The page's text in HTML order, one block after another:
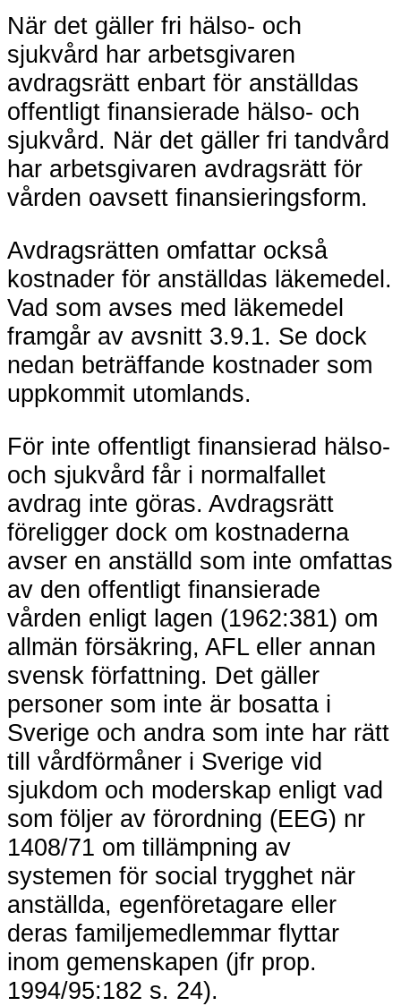
När det gäller fri hälso- och
sjukvård har arbetsgivaren
avdragsrätt enbart för anställdas
offentligt finansierade hälso- och
sjukvård. När det gäller fri tandvård
har arbetsgivaren avdragsrätt för
vården oavsett finansieringsform.
Avdragsrätten omfattar också
kostnader för anställdas läkemedel.
Vad som avses med läkemedel
framgår av avsnitt 3.9.1. Se dock
nedan beträffande kostnader som
uppkommit utomlands.
För inte offentligt finansierad hälso-
och sjukvård får i normalfallet
avdrag inte göras. Avdragsrätt
föreligger dock om kostnaderna
avser en anställd som inte omfattas
av den offentligt finansierade
vården enligt lagen (1962:381) om
allmän försäkring, AFL eller annan
svensk författning. Det gäller
personer som inte är bosatta i
Sverige och andra som inte har rätt
till vårdförmåner i Sverige vid
sjukdom och moderskap enligt vad
som följer av förordning (EEG) nr
1408/71 om tillämpning av
systemen för social trygghet när
anställda, egenföretagare eller
deras familjemedlemmar flyttar
inom gemenskapen (jfr prop.
1994/95:182 s. 24).